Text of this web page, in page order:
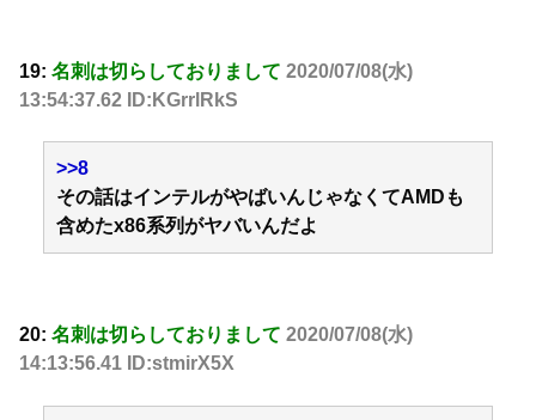
19: 名刺は切らしておりまして 2020/07/08(水)
13:54:37.62 ID:KGrrlRkS
>>8
その話はインテルがやばいんじゃなくてAMDも
含めたx86系列がヤバいんだよ
20: 名刺は切らしておりまして 2020/07/08(水)
14:13:56.41 ID:stmirX5X